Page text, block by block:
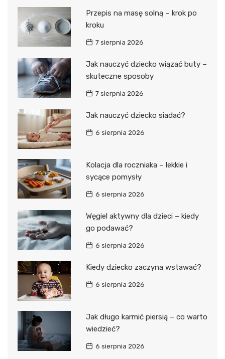
Przepis na masę solną – krok po
kroku
7 sierpnia 2026
Jak nauczyć dziecko wiązać buty –
skuteczne sposoby
7 sierpnia 2026
Jak nauczyć dziecko siadać?
6 sierpnia 2026
Kolacja dla roczniaka – lekkie i
sycące pomysły
6 sierpnia 2026
Węgiel aktywny dla dzieci – kiedy
go podawać?
6 sierpnia 2026
Kiedy dziecko zaczyna wstawać?
6 sierpnia 2026
Jak długo karmić piersią – co warto
wiedzieć?
6 sierpnia 2026